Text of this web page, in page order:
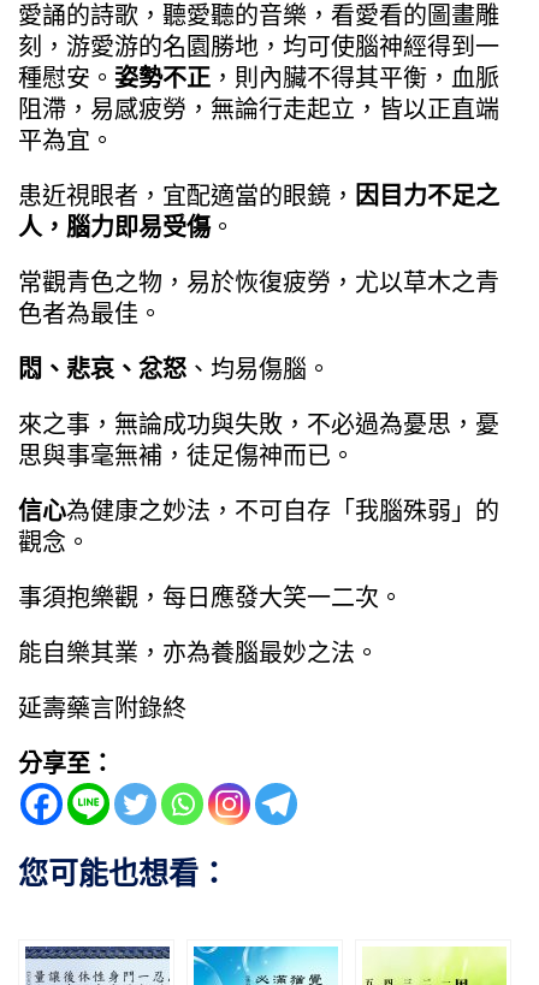
愛誦的詩歌，聽愛聽的音樂，看愛看的圖畫雕
刻，游愛游的名園勝地，均可使腦神經得到一
種慰安。 姿勢不正 ，則內臟不得其平衡，血脈
阻滯，易感疲勞，無論行走起立，皆以正直端
平為宜。
患近視眼者，宜配適當的眼鏡， 因目力不足之
人，腦力即易受傷。
常觀青色之物，易於恢復疲勞，尤以草木之青
色者為最佳。
悶、悲哀、忿怒 、均易傷腦。
來之事，無論成功與失敗，不必過為憂思，憂
思與事毫無補，徒足傷神而已。
信心為健康之妙法，不可自存「我腦殊弱」的
觀念。
事須抱樂觀，每日應發大笑一二次。
能自樂其業，亦為養腦最妙之法。
延壽藥言附錄終
分享至：
您可能也想看：